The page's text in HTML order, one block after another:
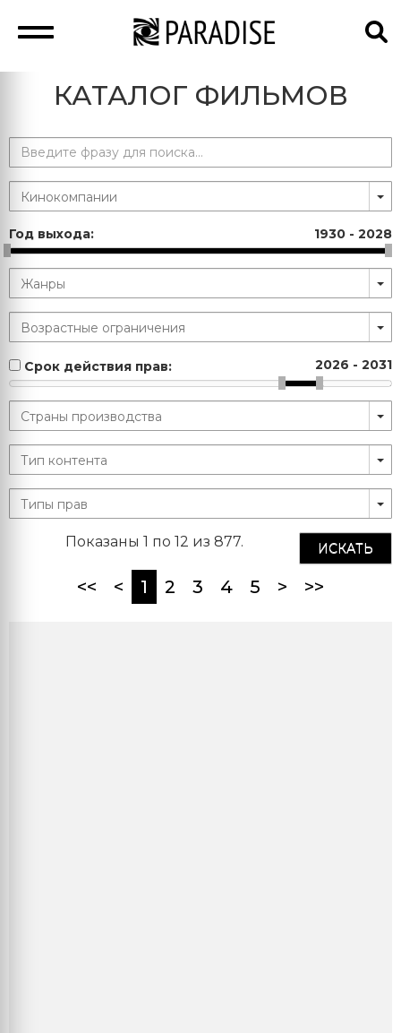
КАТАЛОГ ФИЛЬМОВ
Год выхода: 1930 - 2028
Срок действия прав: 2026 - 2031
ИСКАТЬ
Показаны 1 по 12 из 877.
<< < 1 (current)
2 3 4 5 > >>